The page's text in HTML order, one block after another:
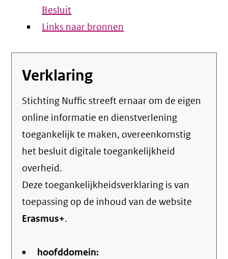
Besluit
Links naar bronnen
Verklaring
Stichting Nuffic streeft ernaar om de eigen
online informatie en dienstverlening
toegankelijk te maken, overeenkomstig
het besluit digitale toegankelijkheid
overheid.
Deze toegankelijkheidsverklaring is van
toepassing op de inhoud van de website
Erasmus+.
hoofddomein: